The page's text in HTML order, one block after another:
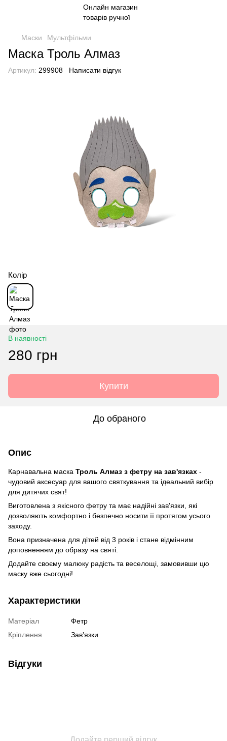
Маски Мультфільми
Маска Троль Алмаз
Артикул: 299908 Написати відгук
Колір
В наявності
280 грн
Купити
До обраного
Опис
Карнавальна маска Троль Алмаз з фетру на зав'язках -
чудовий аксесуар для вашого святкування та ідеальний вибір
для дитячих свят!
Виготовлена з якісного фетру та має надійні зав'язки, які
дозволяють комфортно і безпечно носити її протягом усього
заходу.
Вона призначена для дітей від 3 років і стане відмінним
доповненням до образу на святі.
Додайте своєму малюку радість та веселощі, замовивши цю
маску вже сьогодні!
Характеристики
Матеріал
Фетр
Кріплення
Завʼязки
Відгуки